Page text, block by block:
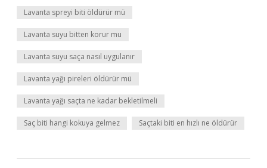
Lavanta spreyi biti öldürür mü
Lavanta suyu bitten korur mu
Lavanta suyu saça nasıl uygulanır
Lavanta yağı pireleri öldürür mü
Lavanta yağı saçta ne kadar bekletilmeli
Saç biti hangi kokuya gelmez Saçtaki biti en hızlı ne öldürür